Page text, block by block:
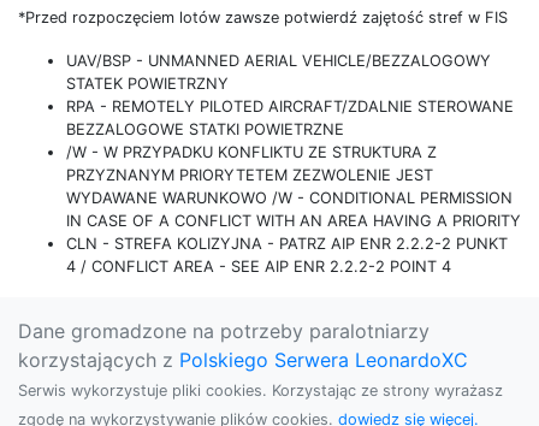
*Przed rozpoczęciem lotów zawsze potwierdź zajętość stref w FIS
UAV/BSP - UNMANNED AERIAL VEHICLE/BEZZALOGOWY
STATEK POWIETRZNY
RPA - REMOTELY PILOTED AIRCRAFT/ZDALNIE STEROWANE
BEZZALOGOWE STATKI POWIETRZNE
/W - W PRZYPADKU KONFLIKTU ZE STRUKTURA Z
PRZYZNANYM PRIORYTETEM ZEZWOLENIE JEST
WYDAWANE WARUNKOWO /W - CONDITIONAL PERMISSION
IN CASE OF A CONFLICT WITH AN AREA HAVING A PRIORITY
CLN - STREFA KOLIZYJNA - PATRZ AIP ENR 2.2.2-2 PUNKT
4 / CONFLICT AREA - SEE AIP ENR 2.2.2-2 POINT 4
Dane gromadzone na potrzeby paralotniarzy
korzystających z Polskiego Serwera LeonardoXC
Serwis wykorzystuje pliki cookies. Korzystając ze strony wyrażasz
zgodę na wykorzystywanie plików cookies. dowiedz się więcej.